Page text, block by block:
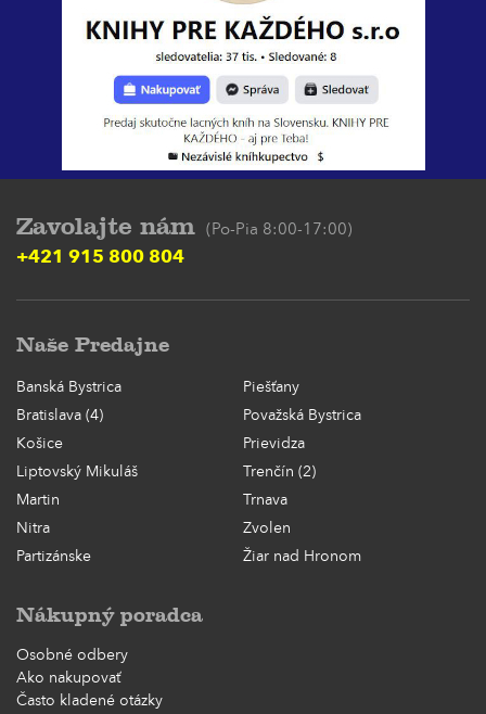
Zavolajte nám (Po-Pia 8:00-17:00)
+421 915 800 804
Naše Predajne
Banská Bystrica
Piešťany
Bratislava (4)
Považská Bystrica
Košice
Prievidza
Liptovský Mikuláš
Trenčín (2)
Martin
Trnava
Nitra
Zvolen
Partizánske
Žiar nad Hronom
Nákupný poradca
Osobné odbery
Ako nakupovať
Často kladené otázky